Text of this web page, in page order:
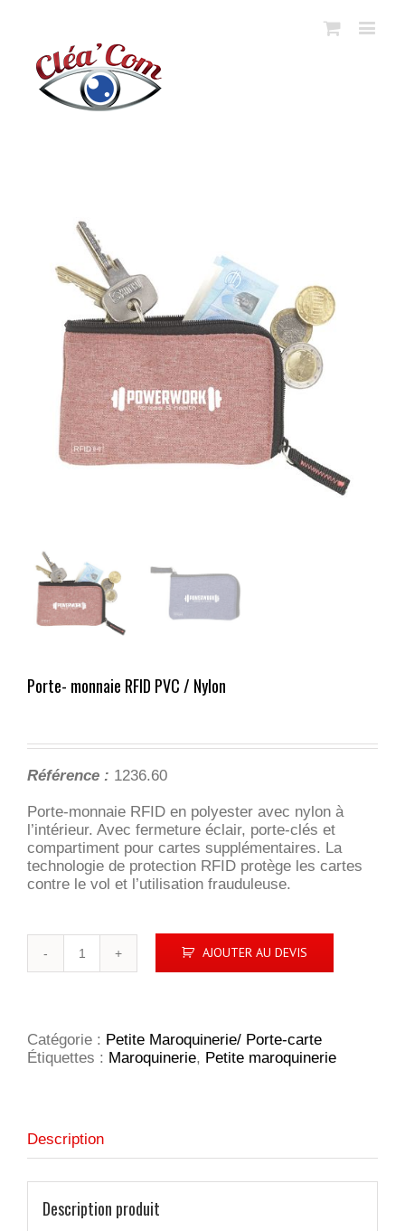
Porte- monnaie RFID PVC / Nylon
Référence : 1236.60
Porte-monnaie RFID en polyester avec nylon à
l’intérieur. Avec fermeture éclair, porte-clés et
compartiment pour cartes supplémentaires. La
technologie de protection RFID protège les cartes
contre le vol et l’utilisation frauduleuse.
PVC
/
AJOUTER AU DEVIS
Catégorie : Petite Maroquinerie/ Porte-carte
Étiquettes : Maroquinerie, Petite maroquinerie
Description
Description produit